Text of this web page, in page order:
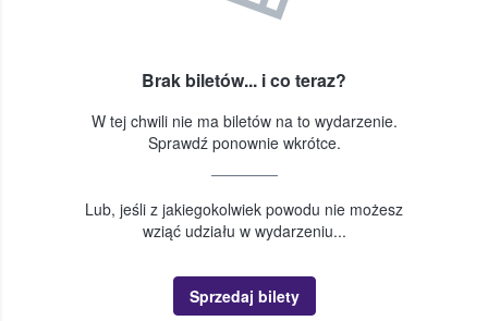
Brak biletów... i co teraz?
W tej chwili nie ma biletów na to wydarzenie.
Sprawdź ponownie wkrótce.
Lub, jeśli z jakiegokolwiek powodu nie możesz
wziąć udziału w wydarzeniu...
Sprzedaj bilety